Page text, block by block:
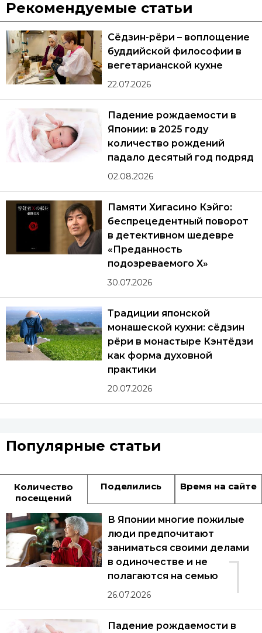
Рекомендуемые статьи
Сёдзин-рёри – воплощение
буддийской философии в
вегетарианской кухне
22.07.2026
Падение рождаемости в
Японии: в 2025 году
количество рождений
падало десятый год подряд
02.08.2026
Памяти Хигасино Кэйго:
беспрецедентный поворот
в детективном шедевре
«Преданность
подозреваемого X»
30.07.2026
Традиции японской
монашеской кухни: сёдзин
рёри в монастыре Кэнтёдзи
как форма духовной
практики
20.07.2026
Популярные статьи
Количество
посещений
Поделились Время на сайте
1
В Японии многие пожилые
люди предпочитают
заниматься своими делами
в одиночестве и не
полагаются на семью
26.07.2026
Падение рождаемости в